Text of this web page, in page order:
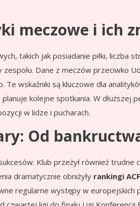
meczowe i ich
takich jak posiadanie piłki, liczba
Dane z meczów przeciwko
Te wskaźniki są kluczowe dla
kolejne spotkania. W dłuższej
w lidze i pucharach.
Od
Klub przeżył również trudne
dramatycznie obniżyły rankingi
regularne występy w europejskich